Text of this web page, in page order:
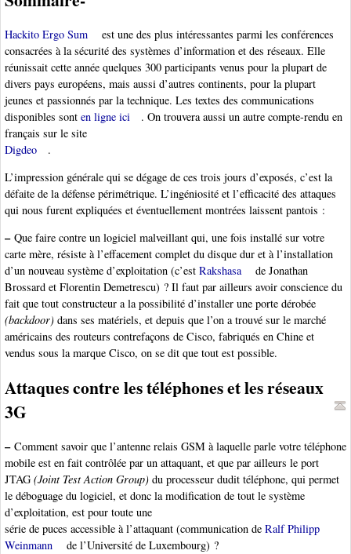
Hackito Ergo Sum
est une des plus intéressantes parmi les conférences
consacrées à la sécurité des systèmes d’information et des réseaux. Elle
réunissait cette année quelques 300 participants venus pour la plupart de
divers pays européens, mais aussi d’autres continents, pour la plupart
jeunes et passionnés par la technique. Les textes des communications
disponibles sont en ligne ici
. On trouvera aussi un autre compte-rendu en
français sur le site
Digdeo
.
L’impression générale qui se dégage de ces trois jours d’exposés, c’est la
défaite de la défense périmétrique. L’ingéniosité et l’efficacité des attaques
qui nous furent expliquées et éventuellement montrées laissent pantois :
–Que faire contre un logiciel malveillant qui, une fois installé sur votre
carte mère, résiste à l’effacement complet du disque dur et à l’installation
d’un nouveau système d’exploitation (c’est Rakshasa
de Jonathan
Brossard et Florentin Demetrescu) ? Il faut par ailleurs avoir conscience du
fait que tout constructeur a la possibilité d’installer une porte dérobée
(backdoor) dans ses matériels, et depuis que l’on a trouvé sur le marché
américains des routeurs contrefaçons de Cisco, fabriqués en Chine et
vendus sous la marque Cisco, on se dit que tout est possible.
Attaques contre les téléphones et les réseaux
3G
–Comment savoir que l’antenne relais GSM à laquelle parle votre téléphone
mobile est en fait contrôlée par un attaquant, et que par ailleurs le port
JTAG (Joint Test Action Group) du processeur dudit téléphone, qui permet
le déboguage du logiciel, et donc la modification de tout le système
d’exploitation, est pour toute une
série de puces accessible à l’attaquant (communication de Ralf Philipp
Weinmann
de l’Université de Luxembourg) ?